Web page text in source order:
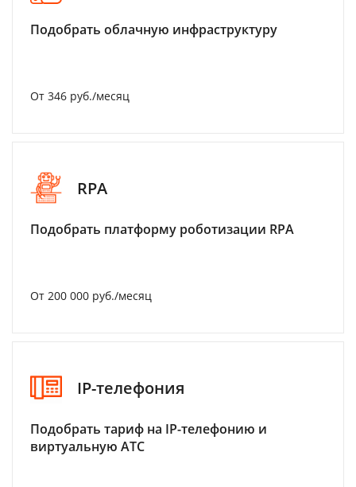
Подобрать облачную инфраструктуру
От 346 руб./месяц
RPA
Подобрать платформу роботизации RPA
От 200 000 руб./месяц
IP-телефония
Подобрать тариф на IP-телефонию и
виртуальную АТС